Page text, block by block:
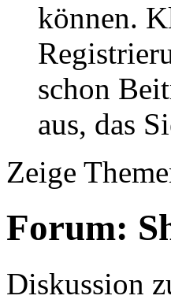
können.
schon
aus, das
Zeige
Forum:
Diskussion